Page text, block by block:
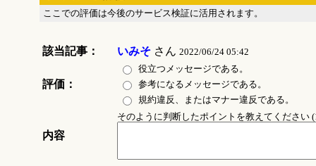
ここでの評価は今後のサービス検証に活用されます。
該当記事： いみそさん 2022/06/24 05:42
評価：
役立つメッセージである。
参考になるメッセージである。
規約違反、またはマナー違反である。
内容
そのように判断したポイントを教えてください